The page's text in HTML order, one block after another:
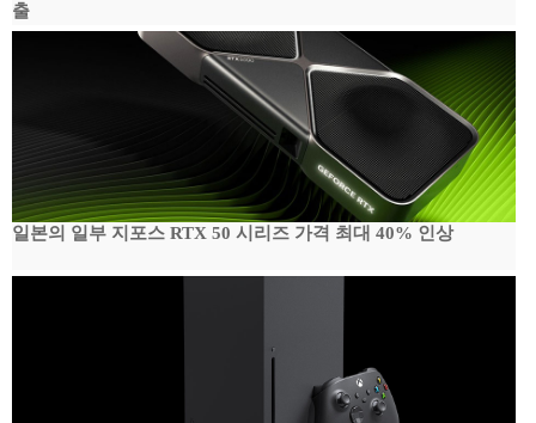
출
일본의 일부 지포스 RTX 50 시리즈 가격 최대 40% 인상